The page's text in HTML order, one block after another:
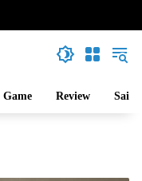
Game Review Sains